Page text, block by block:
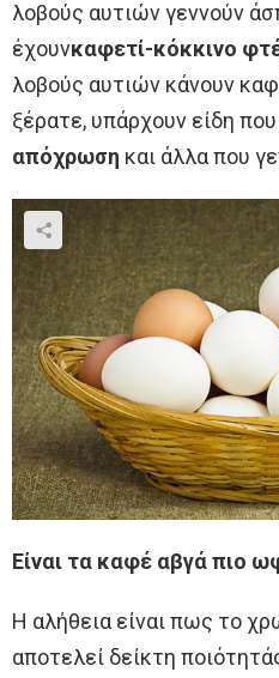
λοβούς αυτιών γεννούν
έχουνκαφετί-κόκκινο
λοβούς αυτιών κάνουν
ξέρατε, υπάρχουν είδη
απόχρωση και άλλα που
Είναι τα καφέ αβγά πιο
Η αλήθεια είναι πως το
αποτελεί δείκτη